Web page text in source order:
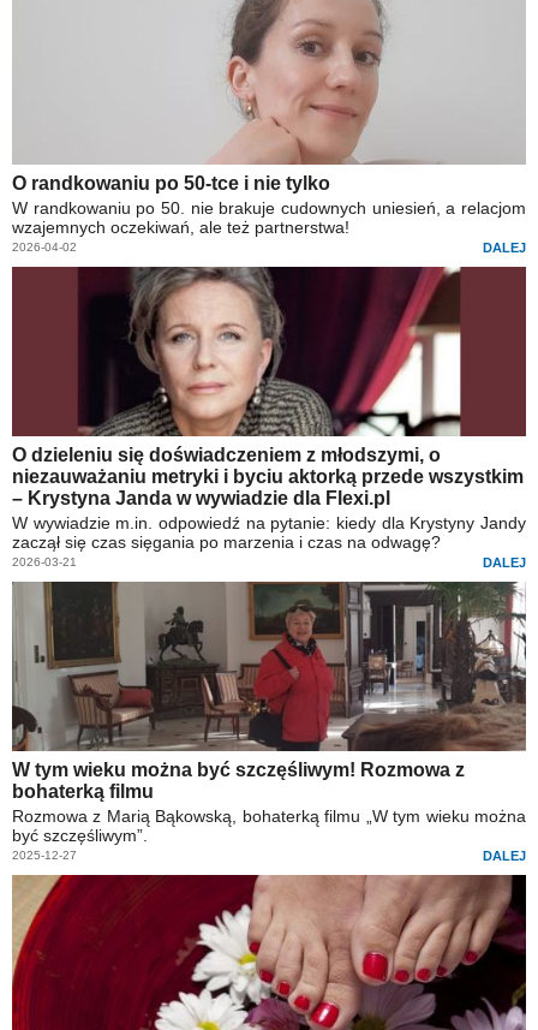
O randkowaniu po 50-tce i nie tylko
W randkowaniu po 50. nie brakuje cudownych uniesień, a relacjom
wzajemnych oczekiwań, ale też partnerstwa!
2026-04-02 DALEJ
O dzieleniu się doświadczeniem z młodszymi, o
niezauważaniu metryki i byciu aktorką przede wszystkim
– Krystyna Janda w wywiadzie dla Flexi.pl
W wywiadzie m.in. odpowiedź na pytanie: kiedy dla Krystyny Jandy
zaczął się czas sięgania po marzenia i czas na odwagę?
2026-03-21 DALEJ
W tym wieku można być szczęśliwym! Rozmowa z
bohaterką filmu
Rozmowa z Marią Bąkowską, bohaterką filmu „W tym wieku można
być szczęśliwym”.
2025-12-27 DALEJ